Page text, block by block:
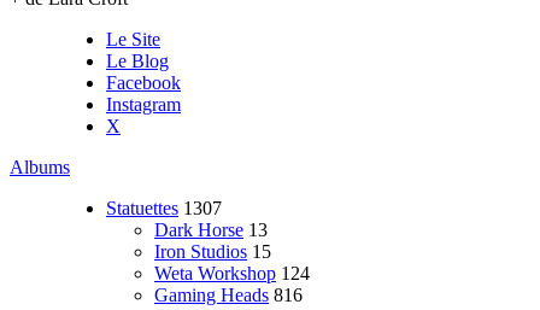
Le Site
Le Blog
Facebook
Instagram
X
Albums
Statuettes 1307
Dark Horse 13
Iron Studios 15
Weta Workshop 124
Gaming Heads 816